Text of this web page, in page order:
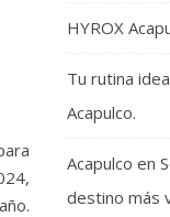
HYROX
Tu rutina
Acapulco.
Acapulco en
destino más